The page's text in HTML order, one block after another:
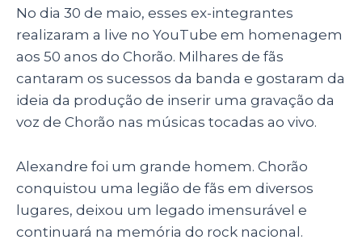
No dia 30 de maio, esses ex-integrantes
realizaram a live no YouTube em homenagem
aos 50 anos do Chorão. Milhares de fãs
cantaram os sucessos da banda e gostaram da
ideia da produção de inserir uma gravação da
voz de Chorão nas músicas tocadas ao vivo.
Alexandre foi um grande homem. Chorão
conquistou uma legião de fãs em diversos
lugares, deixou um legado imensurável e
continuará na memória do rock nacional.